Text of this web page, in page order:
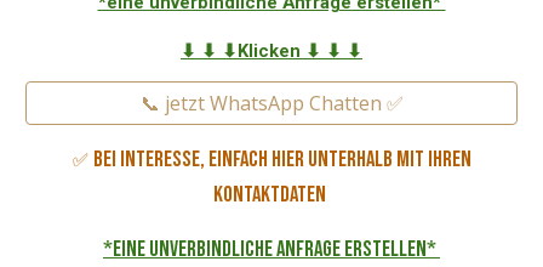
⬇ ⬇ ⬇Klicken ⬇ ⬇ ⬇
📞 jetzt WhatsApp Chatten ✅
✅ Bei Interesse, einfach hier unterhalb mit Ihren
Kontaktdaten
*eine unverbindliche Anfrage erstellen*